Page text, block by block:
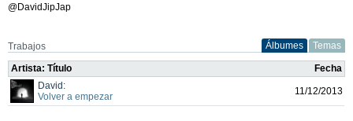
@DavidJipJap
Trabajos Álbumes Temas
Artista: Título
Fecha
David:
Volver a empezar
11/12/2013